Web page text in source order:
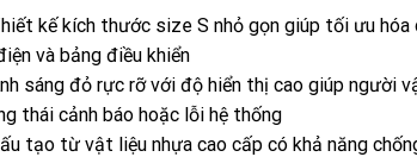
kế kích thước size S nhỏ gọn giúp tối ưu
và bảng điều khiển
sáng đỏ rực rỡ với độ hiển thị cao giúp người
thái cảnh báo hoặc lỗi hệ thống
tạo từ vật liệu nhựa cao cấp có khả năng